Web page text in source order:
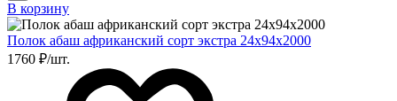
В корзину
Полок абаш африканский сорт экстра 24х94х2000
1760 ₽/шт.